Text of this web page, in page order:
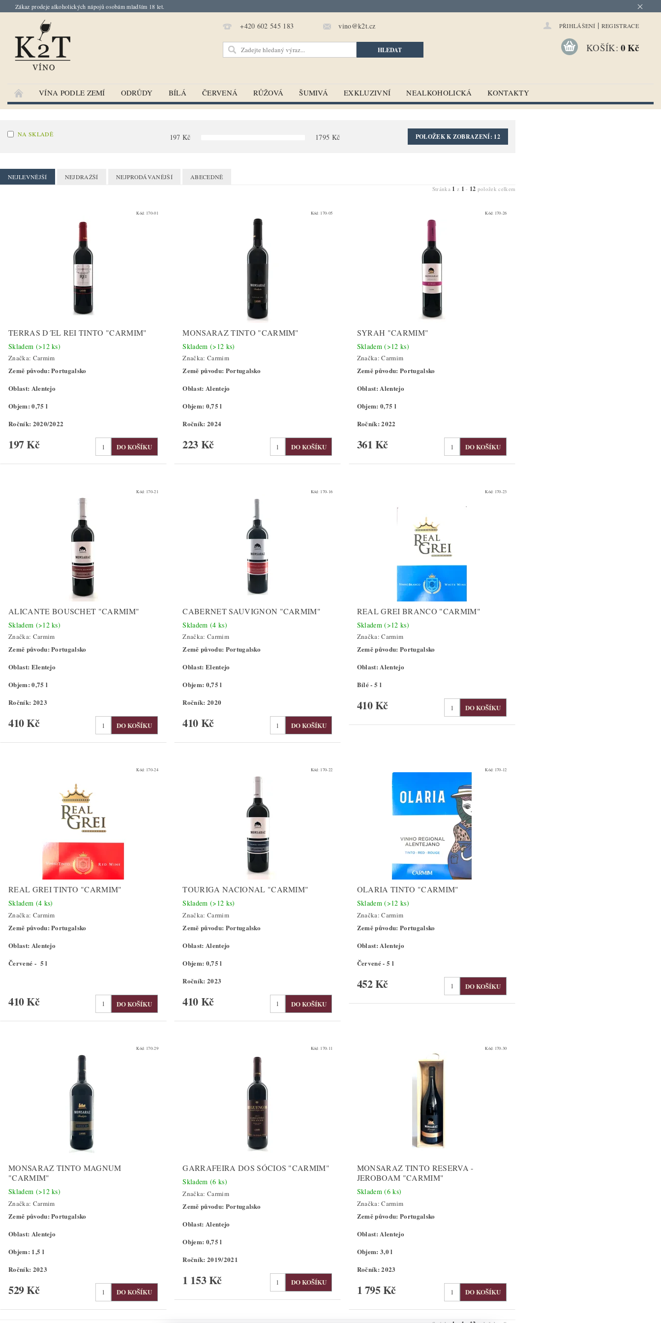
Zákaz prodeje alkoholických nápojů osobám mladším 18 let.
+420 602 545 183 vino@k2t.cz PŘIHLÁŠENÍ | REGISTRACE
KOŠÍK: 0 Kč
VÍNA PODLE ZEMÍ ODRŮDY BÍLÁ ČERVENÁ RŮŽOVÁ ŠUMIVÁ EXKLUZIVNÍ NEALKOHOLICKÁ KONTAKTY
NA SKLADĚ 197 Kč 1795 Kč POLOŽEK K ZOBRAZENÍ: 12
NEJLEVNĚJŠÍ NEJDRAŽŠÍ NEJPRODÁVANĚJŠÍ ABECEDNĚ
Stránka 1 z 1 - 12 položek celkem
Kód: 170-01
TERRAS D´EL REI TINTO "CARMIM"
Skladem (>12 ks)
Značka: Carmim
Země původu: Portugalsko
Oblast: Alentejo
Objem: 0,75 l
Ročník: 2020/2022
197 Kč
Kód: 170-05
MONSARAZ TINTO "CARMIM"
Skladem (>12 ks)
Značka: Carmim
Země původu: Portugalsko
Oblast: Alentejo
Objem: 0,75 l
Ročník: 2024
223 Kč
Kód: 170-26
SYRAH "CARMIM"
Skladem(>12 ks)
Značka:Carmim
Země původu: Portugalsko
Oblast: Alentejo
Objem: 0,75 l
Ročník: 2022
361 Kč
Kód: 170-21
ALICANTE BOUSCHET "CARMIM"
Skladem (>12 ks)
Značka: Carmim
Země původu: Portugalsko
Oblast: Elentejo
Objem: 0,75 l
Ročník: 2023
410 Kč
Kód: 170-16
CABERNET SAUVIGNON "CARMIM"
Skladem (4 ks)
Značka: Carmim
Země původu: Portugalsko
Oblast: Elentejo
Objem: 0,75 l
Ročník: 2020
410 Kč
Kód: 170-23
REAL GREI BRANCO "CARMIM"
Skladem(>12 ks)
Značka:Carmim
Země původu: Portugalsko
Oblast: Alentejo
Bílé - 5 l
410 Kč
Kód: 170-24
REAL GREI TINTO "CARMIM"
Skladem (4 ks)
Značka: Carmim
Země původu: Portugalsko
Oblast: Alentejo
Červené - 5 l
410 Kč
Kód: 170-22
TOURIGA NACIONAL "CARMIM"
Skladem (>12 ks)
Značka: Carmim
Země původu: Portugalsko
Oblast: Alentejo
Objem: 0,75 l
Ročník: 2023
410 Kč
Kód: 170-12
OLARIA TINTO "CARMIM"
Skladem(>12 ks)
Značka:Carmim
Země původu: Portugalsko
Oblast: Alentejo
Červené - 5 l
452 Kč
Kód: 170-29
MONSARAZ TINTO MAGNUM
"CARMIM"
Skladem (>12 ks)
Značka: Carmim
Země původu: Portugalsko
Oblast: Alentejo
Objem: 1,5 l
Ročník: 2023
529 Kč
Kód: 170-11
GARRAFEIRA DOS SÓCIOS "CARMIM"
Skladem (6 ks)
Značka: Carmim
Země původu: Portugalsko
Oblast: Alentejo
Objem: 0,75 l
Ročník: 2019/2021
1 153 Kč
Kód: 170-30
MONSARAZ TINTO RESERVA -
JEROBOAM "CARMIM"
Skladem(6 ks)
Značka:Carmim
Země původu: Portugalsko
Oblast: Alentejo
Objem: 3,0 l
Ročník: 2023
1 795 Kč